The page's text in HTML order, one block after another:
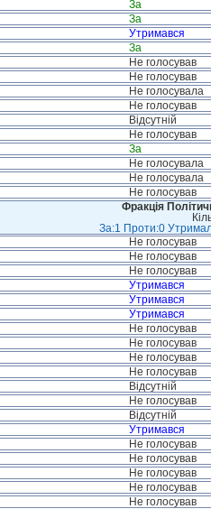
За
За
Утримався
За
Не голосував
Не голосував
Не голосувала
Не голосував
Відсутній
Не голосував
За
Не голосувала
Не голосувала
Не голосував
Фракція
За:1 Проти:0
Не голосував
Не голосував
Не голосував
Утримався
Утримався
Утримався
Не голосував
Не голосував
Не голосував
Не голосував
Відсутній
Не голосував
Відсутній
Утримався
Не голосував
Не голосував
Не голосував
Не голосував
Не голосував